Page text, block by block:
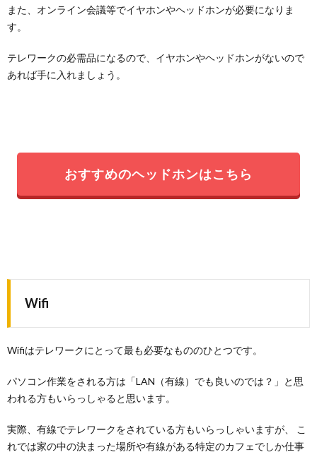
また、オンライン会議等でイヤホンやヘッドホンが必要になりま
す。
テレワークの必需品になるので、イヤホンやヘッドホンがないので
あれば手に入れましょう。
おすすめのヘッドホンはこちら
Wifi
Wifiはテレワークにとって最も必要なもののひとつです。
パソコン作業をされる方は「LAN（有線）でも良いのでは？」と思
われる方もいらっしゃると思います。
実際、有線でテレワークをされている方もいらっしゃいますが、 こ
れでは家の中の決まった場所や有線がある特定のカフェでしか仕事